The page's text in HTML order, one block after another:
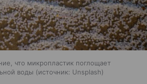
что микропластик поглощает
воды
источник: Unsplash